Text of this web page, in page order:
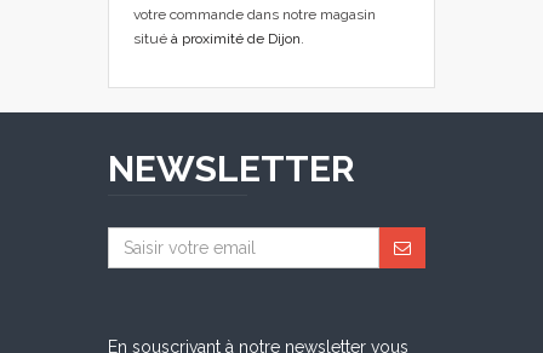
votre commande dans notre magasin
situé à proximité de Dijon
NEWSLETTER
En souscrivant à notre newsletter vous